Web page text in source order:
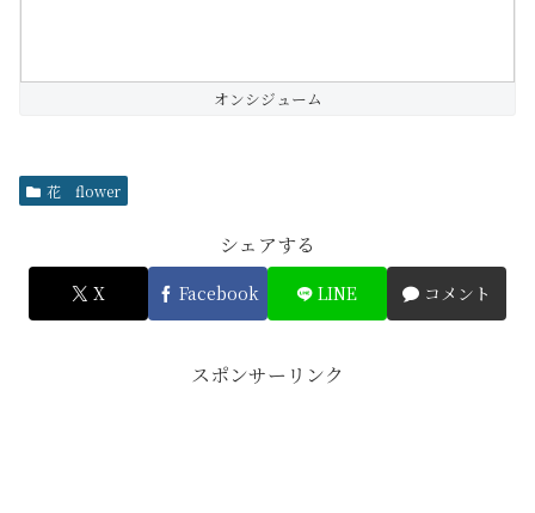
オンシジューム
花 flower
シェアする
X Facebook LINE コメント
スポンサーリンク